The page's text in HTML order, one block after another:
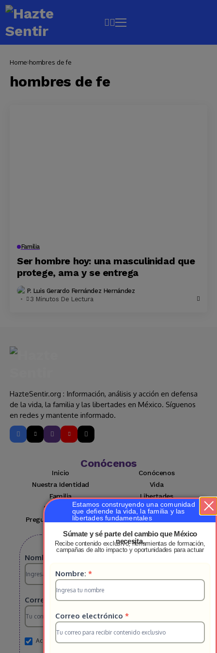
Home hombres de fe
hombres de fe
Familia
Ser hombre hoy: una masculinidad que
protege, ama y se entrega
P. Luis Gerardo Fernández Hernández
3 Minutos De Lectura
HazteSentir.org : Información, análisis y acción en defensa
de la vida, la familia y las libertades en México. Síguenos
en redes y mantente informado.
Conócenos
Inicio
Conócenos
Nuestra Identidad
Vida
Familia
Libertades
Suscríbete
Mi cuenta
Preguntas Frecuentes
Contacto
Suscribete a nuestro boletin
Suscripcion
HS
2025
Nombre:
Correo electrónico*
Acepto el aviso de privacidad
Estamos construyendo una comunidad
que defiende la vida, la familia y las
libertades fundamentales
Súmate y sé parte del cambio que México
necesita.
Recibe contenido exclusivo, herramientas de formación,
campañas de alto impacto y oportunidades para actuar
Suscripcion
HS
2025
Nombre: *
Correo electrónico *